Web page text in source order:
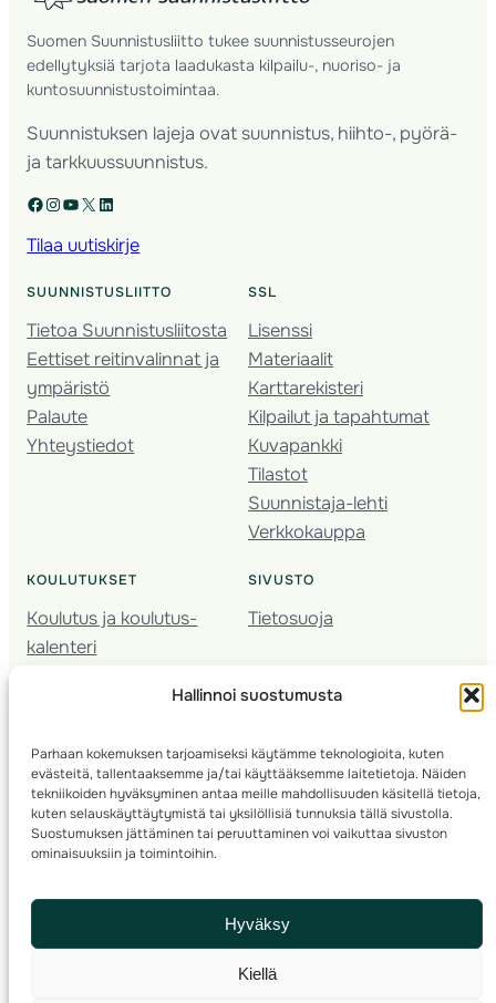
Hallinnoi suostumusta
Parhaan kokemuksen tarjoamiseksi käytämme teknologioita, kuten
evästeitä, tallentaaksemme ja/tai käyttääksemme laitetietoja. Näiden
tekniikoiden hyväksyminen antaa meille mahdollisuuden käsitellä tietoja,
kuten selauskäyttäytymistä tai yksilöllisiä tunnuksia tällä sivustolla.
Suostumuksen jättäminen tai peruuttaminen voi vaikuttaa sivuston
ominaisuuksiin ja toimintoihin.
Hyväksy
Kiellä
Suomen Suunnistusliitto tukee suunnistusseurojen
edellytyksiä tarjota laadukasta kilpailu-, nuoriso- ja
kuntosuunnistustoimintaa.
Suunnistuksen lajeja ovat suunnistus, hiihto-, pyörä-
ja tarkkuussuunnistus.
Facebook Instagram YouTube X LinkedIn
Tilaa uutiskirje
SUUNNISTUSLIITTO
Tietoa Suunnistusliitosta
Eettiset reitinvalinnat ja
ympäristö
Palaute
Yhteystiedot
SSL
Lisenssi
Materiaalit
Karttarekisteri
Kilpailut ja tapahtumat
Kuvapankki
Tilastot
Suunnistaja-lehti
Verkkokauppa
KOULUTUKSET
Koulutus ja koulutus­
kalenteri
Seura­kehittäminen
Kartoitus
Ratamestari
SIVUSTO
Tietosuoja
© 2025 ·Suomen Suunnistusliitto· Valimotie 10, 00380 Helsinki, Finland
info(a)suunnistusliitto.fi,Rastilipun asiat: rastilippu(a)suunnistusliitto.fi
Kilpailut ja kuntorastit – Rastilippu:::Rastilipun ohjeet